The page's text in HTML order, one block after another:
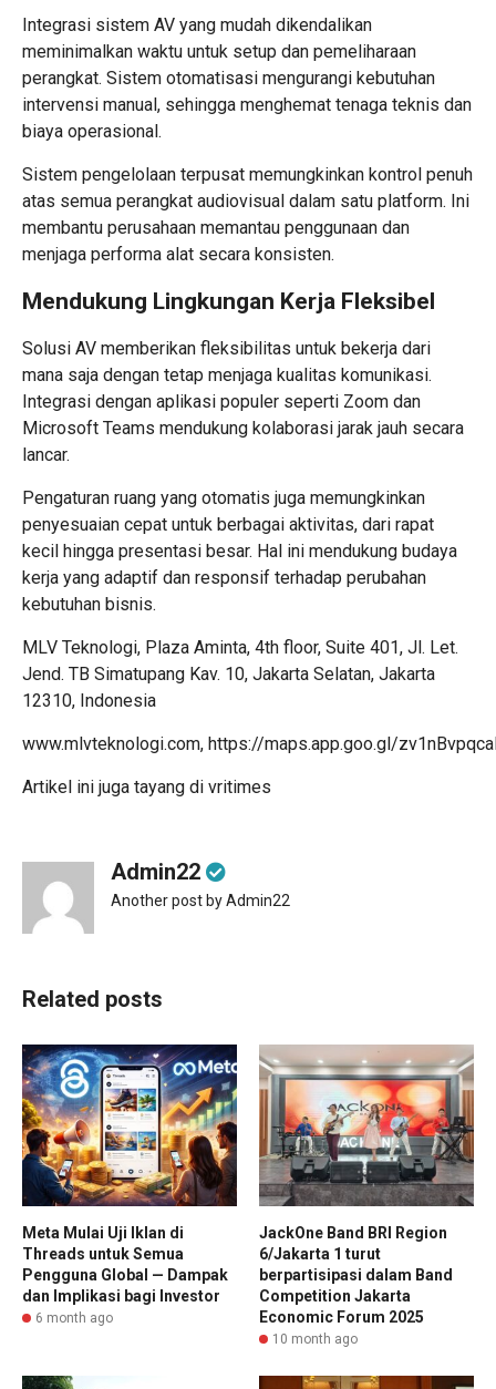
Integrasi sistem AV yang mudah dikendalikan
meminimalkan waktu untuk setup dan pemeliharaan
perangkat. Sistem otomatisasi mengurangi kebutuhan
intervensi manual, sehingga menghemat tenaga teknis dan
biaya operasional.
Sistem pengelolaan terpusat memungkinkan kontrol penuh
atas semua perangkat audiovisual dalam satu platform. Ini
membantu perusahaan memantau penggunaan dan
menjaga performa alat secara konsisten.
Mendukung Lingkungan Kerja Fleksibel
Solusi AV memberikan fleksibilitas untuk bekerja dari
mana saja dengan tetap menjaga kualitas komunikasi.
Integrasi dengan aplikasi populer seperti Zoom dan
Microsoft Teams mendukung kolaborasi jarak jauh secara
lancar.
Pengaturan ruang yang otomatis juga memungkinkan
penyesuaian cepat untuk berbagai aktivitas, dari rapat
kecil hingga presentasi besar. Hal ini mendukung budaya
kerja yang adaptif dan responsif terhadap perubahan
kebutuhan bisnis.
MLV Teknologi, Plaza Aminta, 4th floor, Suite 401, Jl. Let.
Jend. TB Simatupang Kav. 10, Jakarta Selatan, Jakarta
12310, Indonesia
www.mlvteknologi.com, https://maps.app.goo.gl/
Artikel ini juga tayang di vritimes
Admin22
Another post by Admin22
Related posts
Meta Mulai Uji Iklan di
Threads untuk Semua
Pengguna Global — Dampak
dan Implikasi bagi Investor
6 month ago
JackOne Band BRI Region
6/Jakarta 1 turut
berpartisipasi dalam Band
Competition Jakarta
Economic Forum 2025
10 month ago